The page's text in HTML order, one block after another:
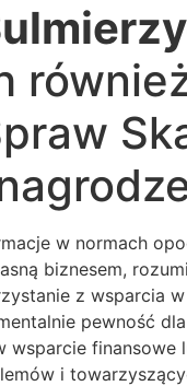
w normach
biznesem,
z wsparcia
pewność
finansowe
i